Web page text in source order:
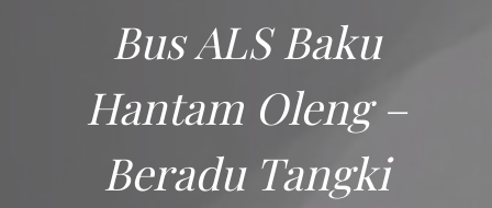
Bus ALS Baku
Hantam Oleng –
Beradu Tangki